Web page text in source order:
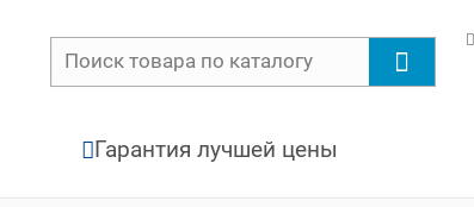
Гарантия лучшей цены